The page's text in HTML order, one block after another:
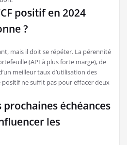
positif en 2024
?
mais il doit se répéter. La pérennité
(API à plus forte marge), de
meilleur taux d’utilisation des
positif ne suffit pas pour effacer deux
échéances
les